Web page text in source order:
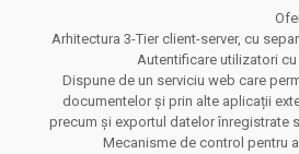
Arhitectura 3-Tier client-server, cu
Autentificare utilizatori
Dispune de un serviciu web care
documentelor și prin alte aplicații
precum și exportul datelor înregistrate
Mecanisme de control pentru